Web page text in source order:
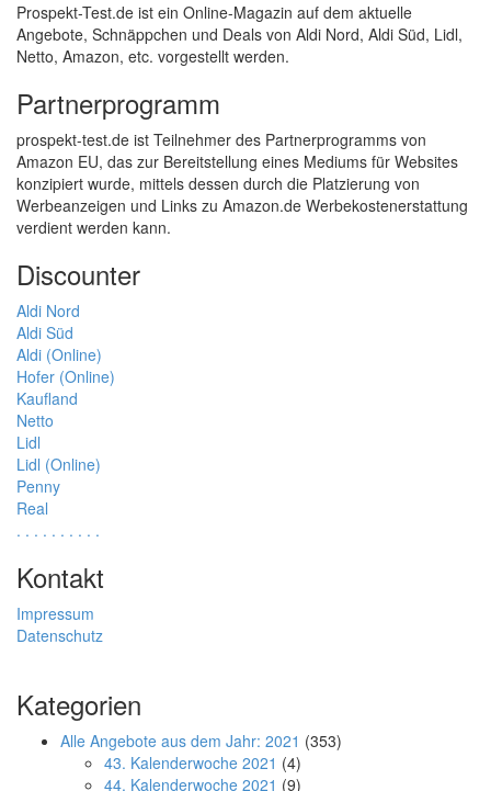
Prospekt-Test.de ist ein Online-Magazin auf dem aktuelle
Angebote, Schnäppchen und Deals von Aldi Nord, Aldi Süd, Lidl,
Netto, Amazon, etc. vorgestellt werden.
Partnerprogramm
prospekt-test.de ist Teilnehmer des Partnerprogramms von
Amazon EU, das zur Bereitstellung eines Mediums für Websites
konzipiert wurde, mittels dessen durch die Platzierung von
Werbeanzeigen und Links zu Amazon.de Werbekostenerstattung
verdient werden kann.
Discounter
Aldi Nord
Aldi Süd
Aldi (Online)
Hofer (Online)
Kaufland
Netto
Lidl
Lidl (Online)
Penny
Real
. . . . . . . . . .
Kontakt
Impressum
Datenschutz
Kategorien
Alle Angebote aus dem Jahr: 2021 (353)
43. Kalenderwoche 2021 (4)
44. Kalenderwoche 2021 (9)